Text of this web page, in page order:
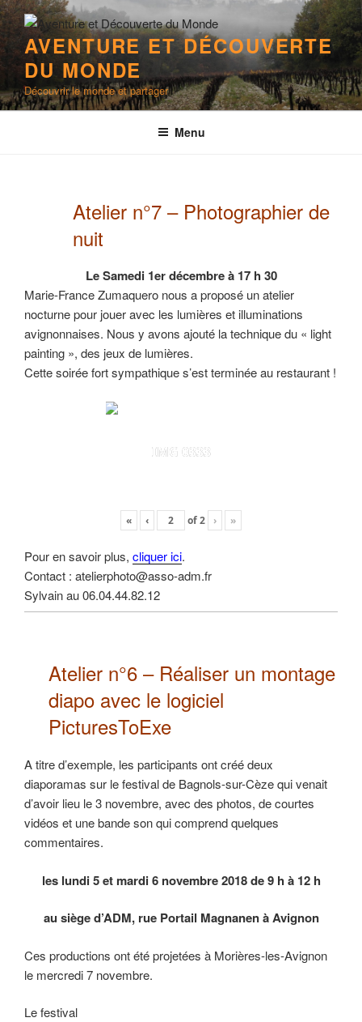
Aller
au
contenu
principal
AVENTURE ET DÉCOUVERTE
DU MONDE
Découvrir le monde et partager
Menu
Atelier n°7 – Photographier de
nuit
Le Samedi 1er décembre à 17 h 30
Marie-France Zumaquero nous a proposé un atelier
nocturne pour jouer avec les lumières et illuminations
avignonnaises. Nous y avons ajouté la technique du « light
painting », des jeux de lumières.
Cette soirée fort sympathique s’est terminée au restaurant !
IMG 0333
« ‹ of2 › »
Pour en savoir plus, cliquer ici.
Contact : atelierphoto@asso-adm.fr
Sylvain au 06.04.44.82.12
Atelier n°6 – Réaliser un montage
diapo avec le logiciel
PicturesToExe
A titre d’exemple, les participants ont créé deux
diaporamas sur le festival de Bagnols-sur-Cèze qui venait
d’avoir lieu le 3 novembre, avec des photos, de courtes
vidéos et une bande son qui comprend quelques
commentaires.
les lundi 5 et mardi 6 novembre 2018 de 9 h à 12 h
au siège d’ADM, rue Portail Magnanen à Avignon
Ces productions ont été projetées à Morières-les-Avignon
le mercredi 7 novembre.
Le festival